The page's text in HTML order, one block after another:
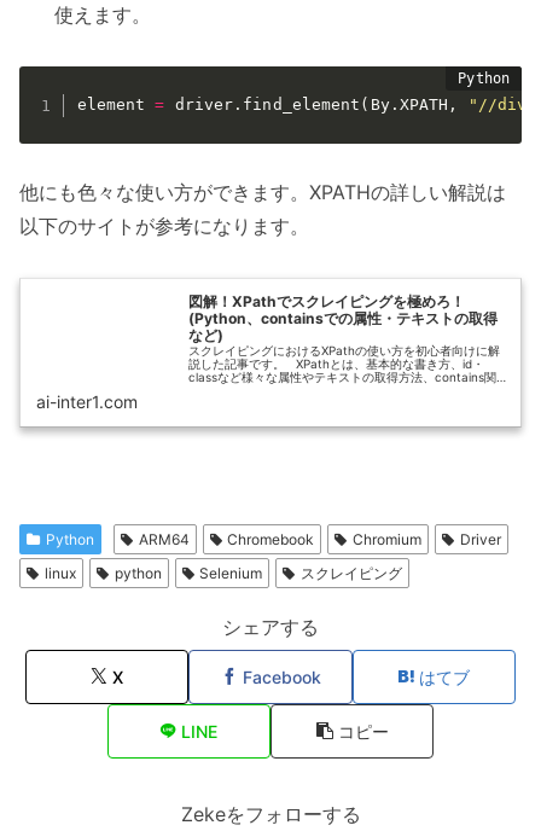
使えます。
element = driver . find_element ( By. XPATH , "//
他にも色々な使い方ができます。XPATHの詳しい解説は
以下のサイトが参考になります。
図解！XPathでスクレイピングを極めろ！
(Python、containsでの属性・テキストの取得
など)
スクレイピングにおけるXPathの使い方を初心者向けに解
説した記事です。 XPathとは、基本的な書き方、id・
classなど様々な属性やテキストの取得方法、contains関数
ai-inter1.com
Python ARM64 Chromebook Chromium
Driver
linux
python Selenium スクレイピング
シェアする
X Facebook はてブ
LINE コピー
Zekeをフォローする